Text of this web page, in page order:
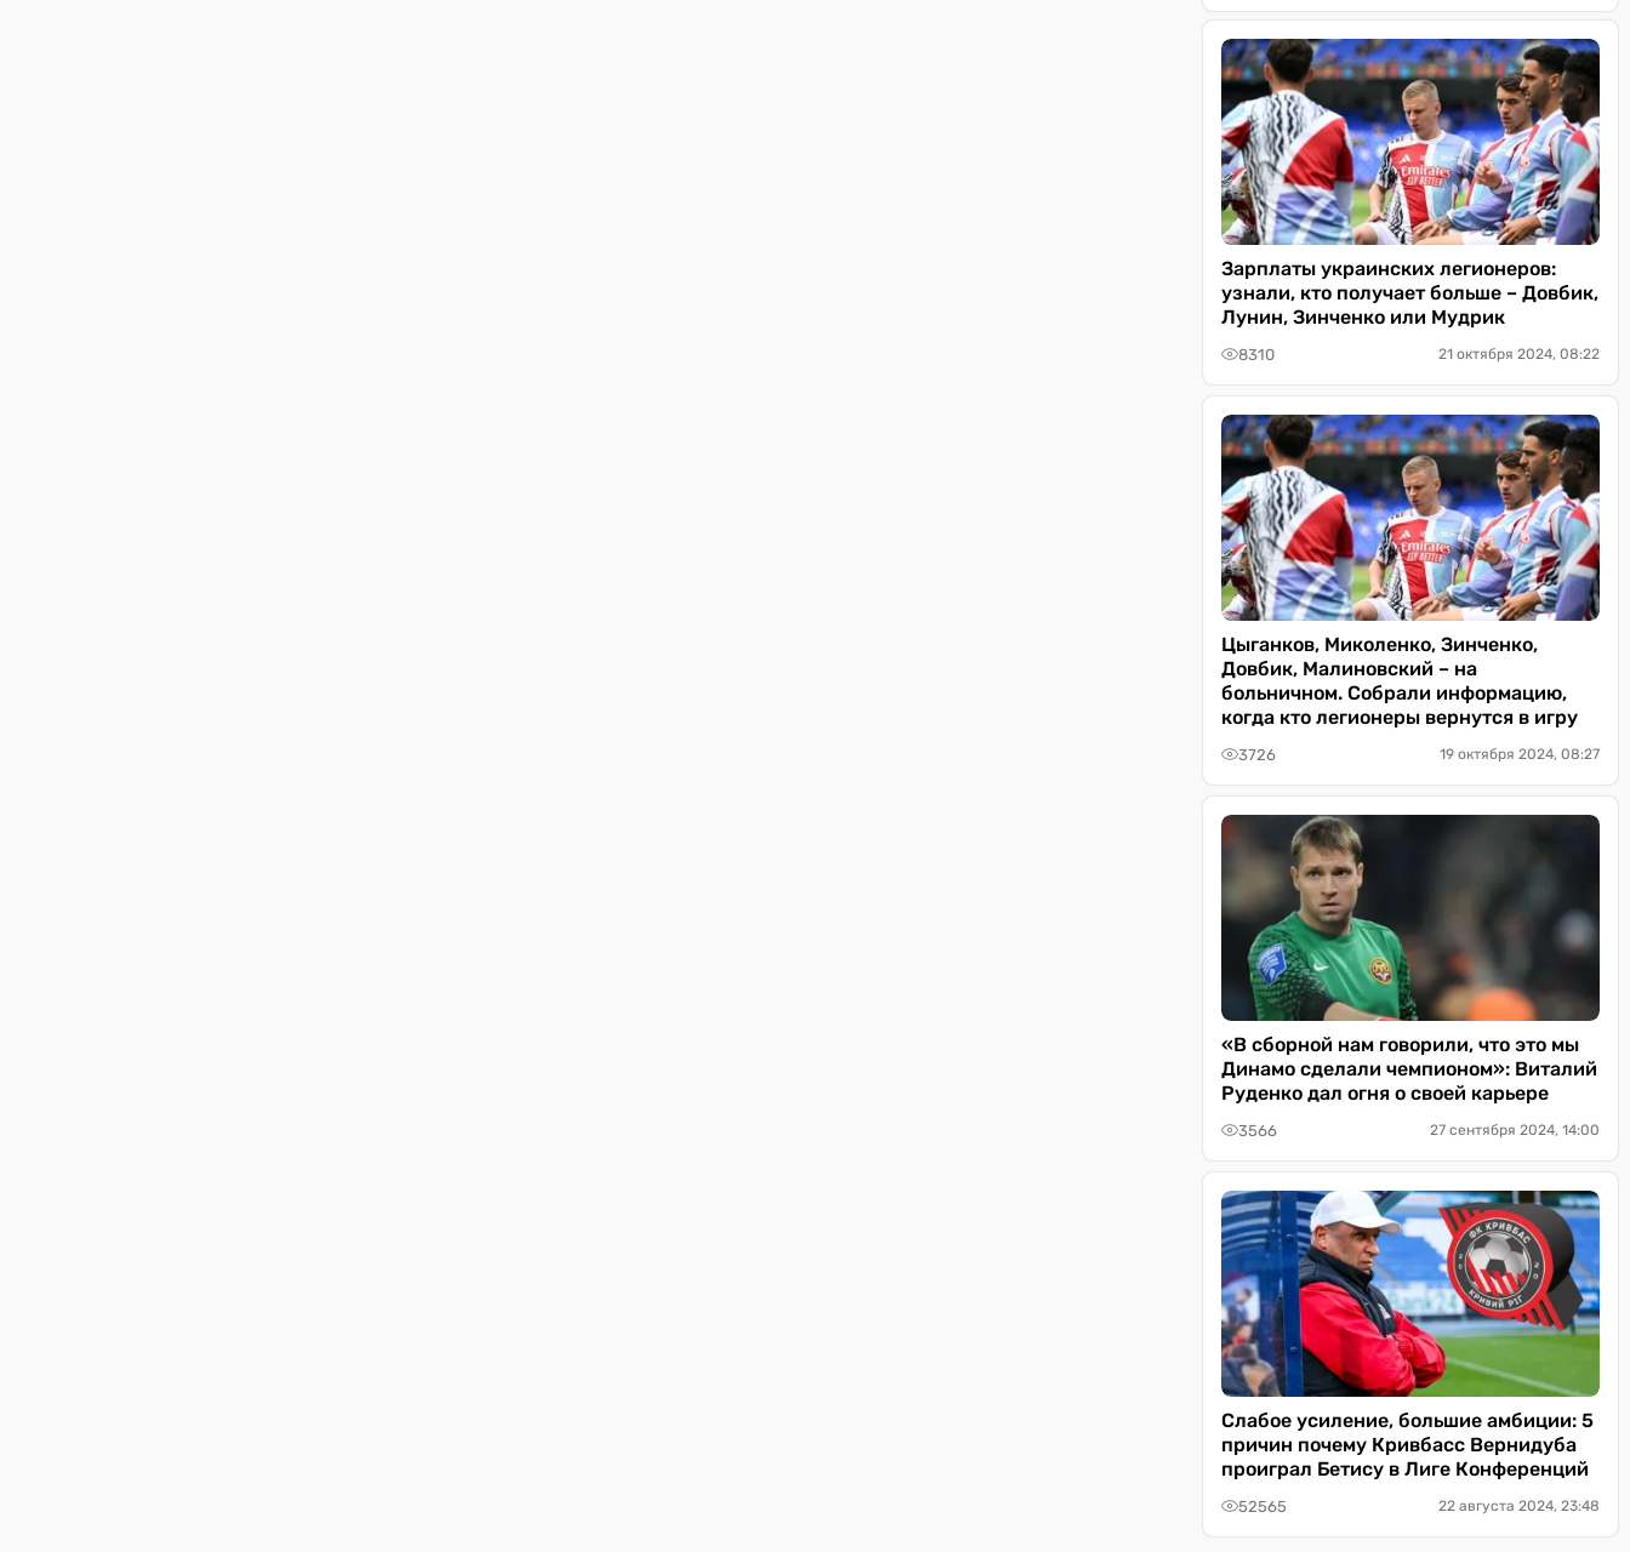
Зарплаты украинских легионеров:
узнали, кто получает больше – Довбик,
Лунин, Зинченко или Мудрик
8310 21 октября 2024, 08:22
Цыганков, Миколенко, Зинченко,
Довбик, Малиновский – на
больничном. Собрали информацию,
когда кто легионеры вернутся в игру
3726 19 октября 2024, 08:27
«В сборной нам говорили, что это мы
Динамо сделали чемпионом»: Виталий
Руденко дал огня о своей карьере
3566 27 сентября 2024, 14:00
Слабое усиление, большие амбиции: 5
причин почему Кривбасс Вернидуба
проиграл Бетису в Лиге Конференций
52565 22 августа 2024, 23:48